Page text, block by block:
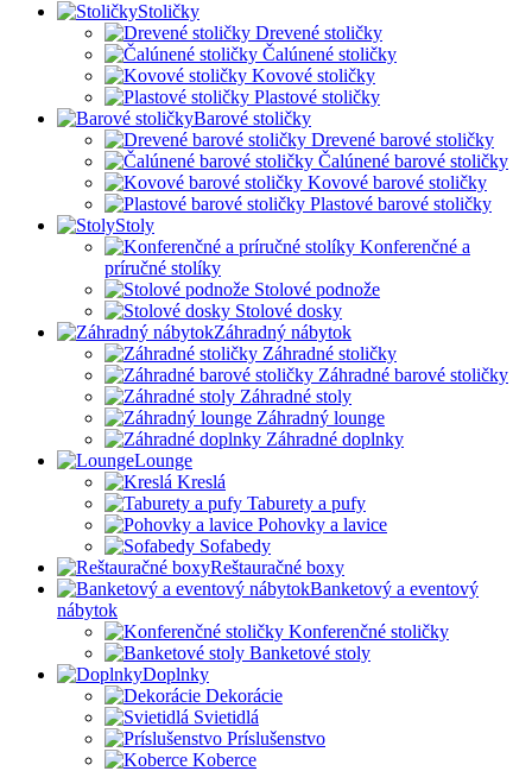
Stoličky
Drevené stoličky
Čalúnené stoličky
Kovové stoličky
Plastové stoličky
Barové stoličky
Drevené barové stoličky
Čalúnené barové stoličky
Kovové barové stoličky
Plastové barové stoličky
Stoly
Konferenčné a
príručné stolíky
Stolové podnože
Stolové dosky
Záhradný nábytok
Záhradné stoličky
Záhradné barové stoličky
Záhradné stoly
Záhradný lounge
Záhradné doplnky
Lounge
Kreslá
Taburety a pufy
Pohovky a lavice
Sofabedy
Reštauračné boxy
Banketový a eventový
nábytok
Konferenčné stoličky
Banketové stoly
Doplnky
Dekorácie
Svietidlá
Príslušenstvo
Koberce